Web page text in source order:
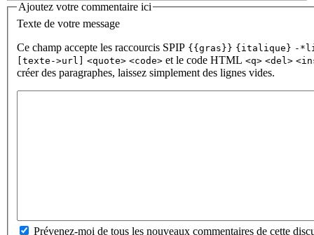
Ajoutez votre commentaire ici
Texte de votre message
Ce champ accepte les raccourcis SPIP {{gras}} {italique} -
[texte->url] <quote> <code> et le code HTML <q> <del>
créer des paragraphes, laissez simplement des lignes vides.
Prévenez-moi de tous les nouveaux commentaires de cette